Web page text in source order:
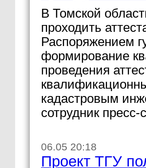
В Томской
проходить
Распоряжением
формирование
проведения
кадастровым
сотрудник
06.05 20:18
Проект ТГУ